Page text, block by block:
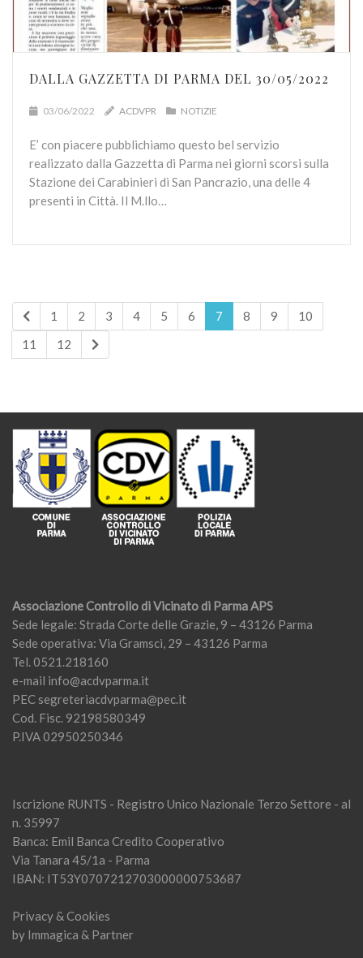
DALLA GAZZETTA DI PARMA DEL 30/05/2022
03/06/2022 ACDVPR NOTIZIE
E’ con piacere pubblichiamo questo bel servizio
realizzato dalla Gazzetta di Parma nei giorni scorsi sulla
Stazione dei Carabinieri di San Pancrazio, una delle 4
presenti in Città. Il M.llo…
1 2 3 4 5 6 7 8 9
10
11
12
Associazione Controllo di Vicinato di Parma APS
Sede legale: Strada Corte delle Grazie, 9 – 43126 Parma
Sede operativa: Via Gramsci, 29 – 43126 Parma
Tel. 0521.218160
e-mail info@acdvparma.it
PEC segreteriacdvparma@pec.it
Cod. Fisc. 92198580349
P.IVA 02950250346
Iscrizione RUNTS - Registro Unico Nazionale Terzo Settore - al
n. 35997
Banca: Emil Banca Credito Cooperativo
Via Tanara 45/1a - Parma
IBAN: IT53Y0707212703000000753687
Privacy & Cookies
by Immagica & Partner